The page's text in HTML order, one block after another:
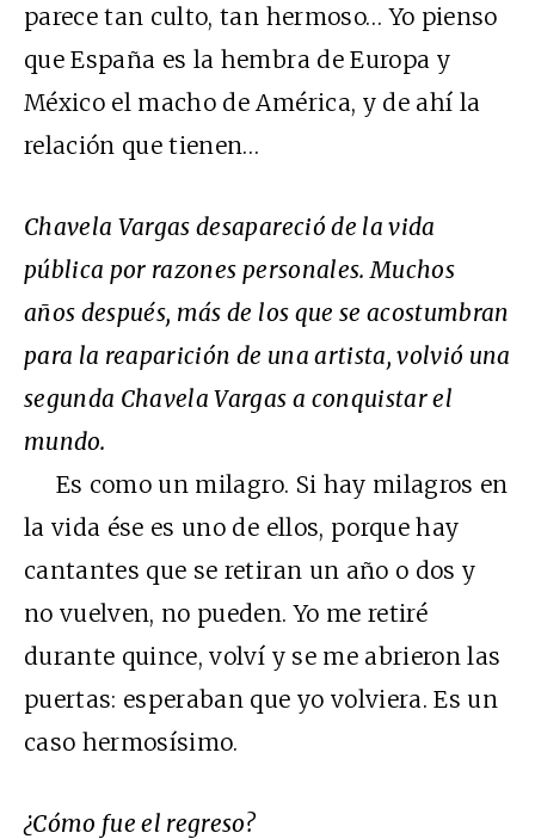
parece tan culto, tan hermoso… Yo pienso
que España es la hembra de Europa y
México el macho de América, y de ahí la
relación que tienen…
Chavela Vargas desapareció de la vida
pública por razones personales. Muchos
años después, más de los que se acostumbran
para la reaparición de una artista, volvió una
segunda Chavela Vargas a conquistar el
mundo.
Es como un milagro. Si hay milagros en
la vida ése es uno de ellos, porque hay
cantantes que se retiran un año o dos y
no vuelven, no pueden. Yo me retiré
durante quince, volví y se me abrieron las
puertas: esperaban que yo volviera. Es un
caso hermosísimo.
¿Cómo fue el regreso?